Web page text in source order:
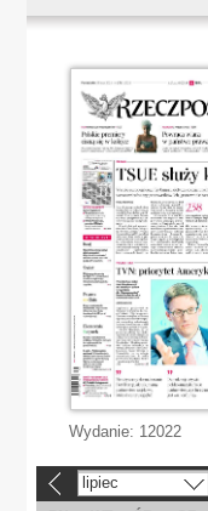
Wydanie: 12022
lipiec